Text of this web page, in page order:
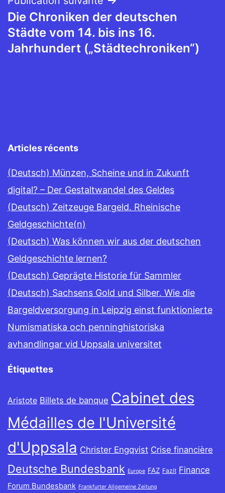
Die Chroniken der deutschen
Städte vom 14. bis ins 16.
Jahrhundert („Städtechroniken“)
Articles récents
(Deutsch) Münzen, Scheine und in Zukunft
digital? – Der Gestaltwandel des Geldes
(Deutsch) Zeitzeuge Bargeld. Rheinische
Geldgeschichte(n)
(Deutsch) Was können wir aus der deutschen
Geldgeschichte lernen?
(Deutsch) Geprägte Historie für Sammler
(Deutsch) Sachsens Gold und Silber. Wie die
Bargeldversorgung in Leipzig einst funktionierte
Numismatiska och penninghistoriska
avhandlingar vid Uppsala universitet
Étiquettes
Aristote Billets de banque Cabinet des
Médailles de l'Université
d'Uppsala Christer Engqvist Crise financière
Deutsche Bundesbank Europe FAZ Fazit Finance
Forum Bundesbank Frankfurter Allgemeine Zeitung